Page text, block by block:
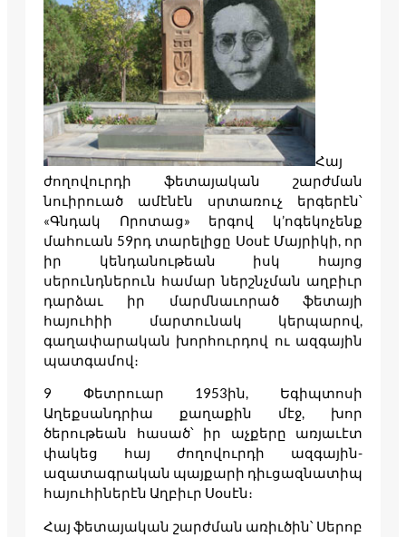
Հայ
ժողովուրդի ֆետայական շարժման
նուիրուած ամէնէն սրտառուչ երգերէն՝
«Գնդակ Որոտաց» երգով կ’ոգեկոչենք
մահուան 59րդ տարելիցը Սօսէ Մայրիկի, որ
իր կենդանութեան իսկ հայոց
սերունդներուն համար ներշնչման աղբիւր
դարձաւ իր մարմնաւորած ֆետայի
հայուհիի մարտունակ կերպարով,
գաղափարական խորհուրդով ու ազգային
պատգամով։
9 Փետրուար 1953ին, Եգիպտոսի
Աղեքսանդրիա քաղաքին մէջ, խոր
ծերութեան հասած՝ իր աչքերը առյաւէտ
փակեց հայ ժողովուրդի ազգային-
ազատագրական պայքարի դիւցազնատիպ
հայուհիներէն Աղբիւր Սօսէն։
Հայ ֆետայական շարժման առիւծին՝ Սերոբ